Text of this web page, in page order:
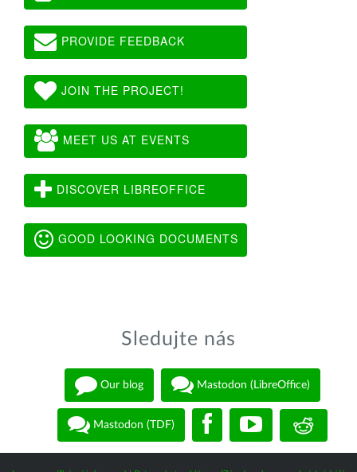
PROVIDE FEEDBACK
JOIN THE PROJECT!
MEET US AT EVENTS
DISCOVER LIBREOFFICE
GOOD LOOKING DOCUMENTS
Sledujte nás
Our blog Mastodon (LibreOffice)
Mastodon (TDF)